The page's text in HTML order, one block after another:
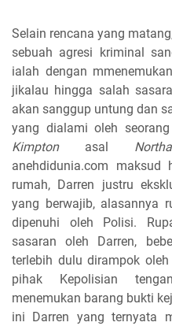
Selain rencana yang
sebuah agresi kriminal
ialah dengan
jikalau hingga salah
akan sanggup untung dan
yang dialami oleh
Kimptonasal
anehdidunia.com
rumah, Darren justru
yang berwajib, alasannya
dipenuhi oleh Polisi.
sasaran oleh Darren,
terlebih dulu dirampok
pihak Kepolisian
menemukan barang bukti
ini Darren yang ternyata